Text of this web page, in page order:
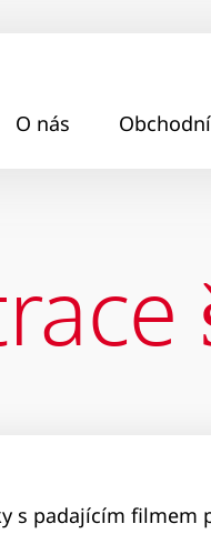
O nás
s padajícím